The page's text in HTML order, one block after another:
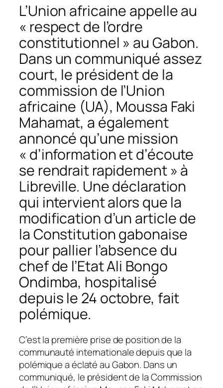
L’Union africaine appelle au
« respect de l’ordre
constitutionnel » au Gabon.
Dans un communiqué assez
court, le président de la
commission de l’Union
africaine (UA), Moussa Faki
Mahamat, a également
annoncé qu’une mission
« d’information et d’écoute
se rendrait rapidement » à
Libreville. Une déclaration
qui intervient alors que la
modification d’un article de
la Constitution gabonaise
pour pallier l’absence du
chef de l’Etat Ali Bongo
Ondimba, hospitalisé
depuis le 24 octobre, fait
polémique.
C’est la première prise de position de la
communauté internationale depuis que la
polémique a éclaté au Gabon. Dans un
communiqué, le président de la Commission